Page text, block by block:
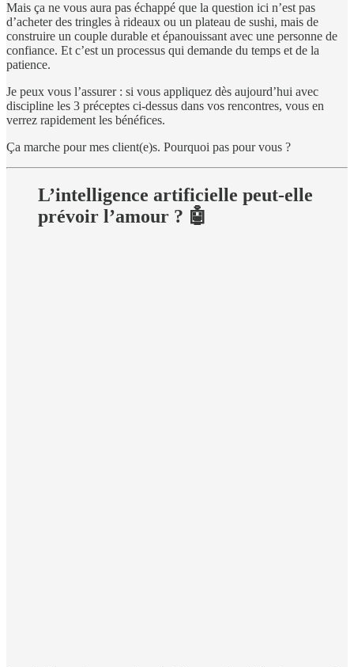
Mais ça ne vous aura pas échappé que la question ici n’est pas
d’acheter des tringles à rideaux ou un plateau de sushi, mais de
construire un couple durable et épanouissant avec une personne de
confiance. Et c’est un processus qui demande du temps et de la
patience.
Je peux vous l’assurer : si vous appliquez dès aujourd’hui avec
discipline les 3 préceptes ci-dessus dans vos rencontres, vous en
verrez rapidement les bénéfices.
Ça marche pour mes client(e)s. Pourquoi pas pour vous ?
L’intelligence artificielle peut-elle
prévoir l’amour ? 🤖